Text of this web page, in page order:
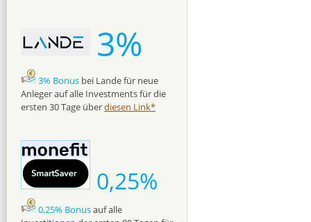
3%
3% Bonus bei Lande für neue
Anleger auf alle Investments für die
ersten 30 Tage überdiesen Link*
0,25%
0,25% Bonusauf alle